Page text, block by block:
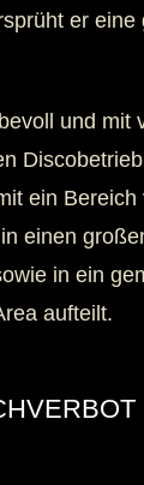
er eine
und mit
ein Bereich
einen
in ein
aufteilt.